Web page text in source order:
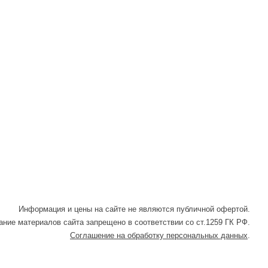
Информация и цены на сайте не являются публичной офертой.
материалов сайта запрещено в соответствии со ст.1259 ГК РФ.
Соглашение на обработку персональных данных.